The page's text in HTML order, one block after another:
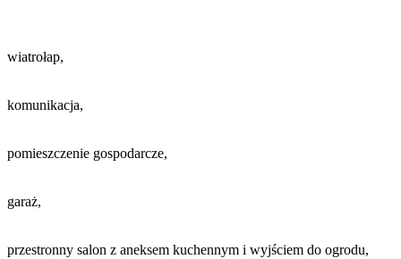
wiatrołap,
komunikacja,
pomieszczenie gospodarcze,
garaż,
przestronny salon z aneksem kuchennym i wyjściem do ogrodu,